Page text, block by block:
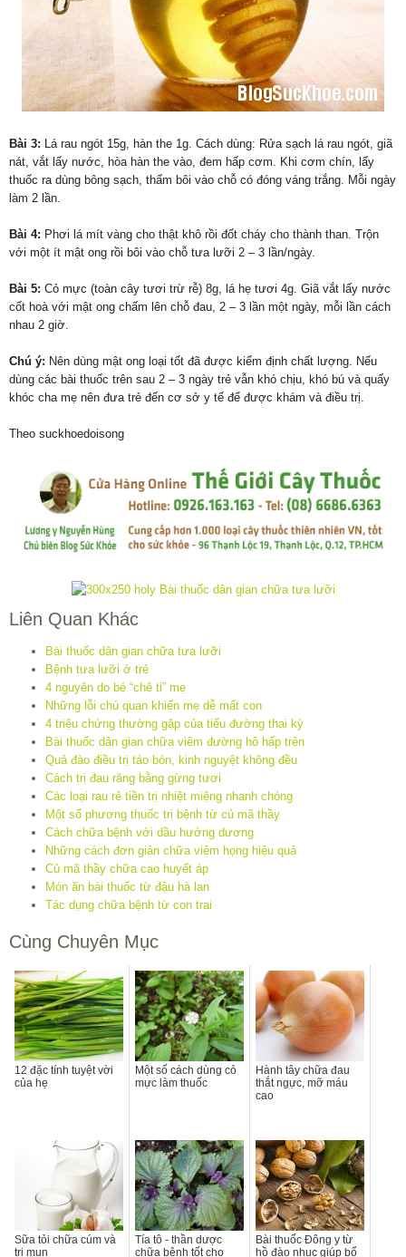
Bài 3: Lá rau ngót 15g, hàn the 1g. Cách dùng: Rửa sạch lá rau ngót, giã
nát, vắt lấy nước, hòa hàn the vào, đem hấp cơm. Khi cơm chín, lấy
thuốc ra dùng bông sạch, thấm bôi vào chỗ có đóng váng trắng. Mỗi ngày
làm 2 lần.
Bài 4: Phơi lá mít vàng cho thật khô rồi đốt cháy cho thành than. Trộn
với một ít mật ong rồi bôi vào chỗ tưa lưỡi 2 – 3 lần/ngày.
Bài 5: Cỏ mực (toàn cây tươi trừ rễ) 8g, lá hẹ tươi 4g. Giã vắt lấy nước
cốt hoà với mật ong chấm lên chỗ đau, 2 – 3 lần một ngày, mỗi lần cách
nhau 2 giờ.
Chú ý: Nên dùng mật ong loại tốt đã được kiểm định chất lượng. Nếu
dùng các bài thuốc trên sau 2 – 3 ngày trẻ vẫn khó chịu, khó bú và quấy
khóc cha mẹ nên đưa trẻ đến cơ sở y tế để được khám và điều trị.
Theo suckhoedoisong
Liên Quan Khác
Bài thuốc dân gian chữa tưa lưỡi
Bệnh tưa lưỡi ở trẻ
4 nguyên do bé “chê ti” mẹ
Những lỗi chủ quan khiến mẹ dễ mất con
4 triệu chứng thường gặp của tiểu đường thai kỳ
Bài thuốc dân gian chữa viêm đường hô hấp trên
Quả đào điều trị táo bón, kinh nguyệt không đều
Cách trị đau răng bằng gừng tươi
Các loại rau rẻ tiền trị nhiệt miệng nhanh chóng
Một số phương thuốc trị bệnh từ củ mã thầy
Cách chữa bệnh với dầu hướng dương
Những cách đơn giản chữa viêm họng hiệu quả
Củ mã thầy chữa cao huyết áp
Món ăn bài thuốc từ đậu hà lan
Tác dụng chữa bệnh từ con trai
Cùng Chuyên Mục
12 đặc tính tuyệt vời
của hẹ
Một số cách dùng cỏ
mực làm thuốc
Hành tây chữa đau
thắt ngực, mỡ máu
cao
Sữa tỏi chữa cúm và
trị mụn
Tía tô - thần dược
chữa bệnh tốt cho
Bài thuốc Đông y từ
hồ đào nhục giúp bổ